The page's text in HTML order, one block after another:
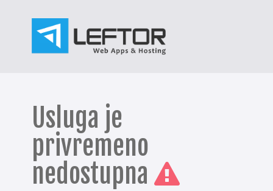
Usluga je
privremeno
nedostupna